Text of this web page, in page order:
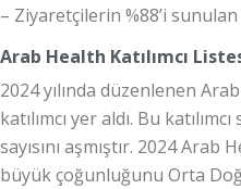
– Ziyaretçilerin %88’i
Arab Health Katılımcı
2024 yılında düzenlenen
katılımcı yer aldı. Bu
sayısını aşmıştır. 2024 Arab
büyük çoğunluğunu Orta